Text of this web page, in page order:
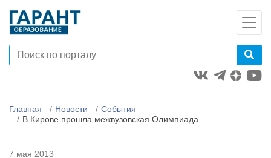
Главная Новости
События
В Кирове прошла межвузовская Олимпиада
7 мая 2013